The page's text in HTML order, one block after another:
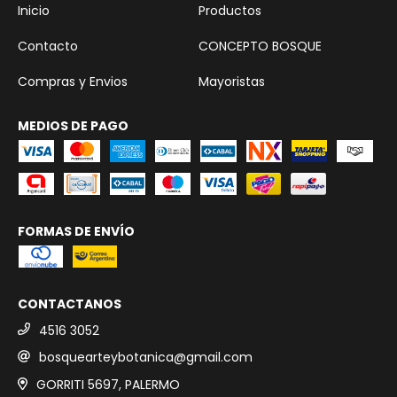
Inicio
Productos
Contacto
CONCEPTO BOSQUE
Compras y Envios
Mayoristas
MEDIOS DE PAGO
FORMAS DE ENVÍO
CONTACTANOS
4516 3052
bosquearteybotanica@gmail.com
GORRITI 5697, PALERMO